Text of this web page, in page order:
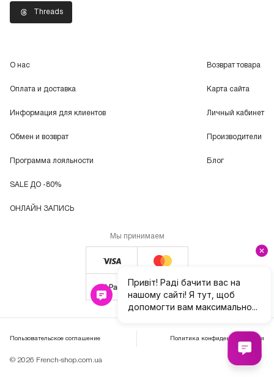
Threads
О нас
Оплата и доставка
Информация для клиентов
Обмен и возврат
Программа лояльности
SALE ДО -80%
ОНЛАЙН ЗАПИСЬ
Возврат товара
Карта сайта
Личный кабинет
Производители
Блог
Мы принимаем
© 2026 French-shop.com.ua
Пользовательское соглашение Политика конфиденциальности